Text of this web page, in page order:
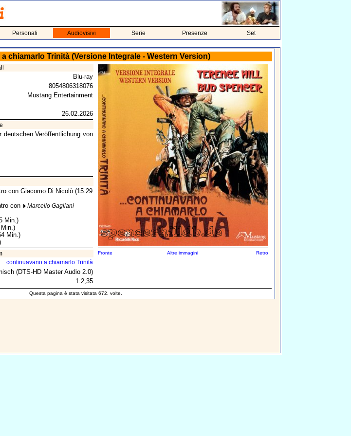
Personali Audiovisivi Serie Presenze Set
chiamarlo Trinità (Versione Integrale - Western Version)
Blu-ray
8054806318076
Mustang Entertainment
26.02.2026
Veröffentlichung von
con Giacomo Di Nicolò (15:29
con
Marcello Gagliani
Min.)
Min.)
... continuavano a chiamarlo Trinità
(DTS-HD Master Audio 2.0)
1:2,35
Fronte Altre immagini Retro
Questa pagina è stata visitata 672. volte.